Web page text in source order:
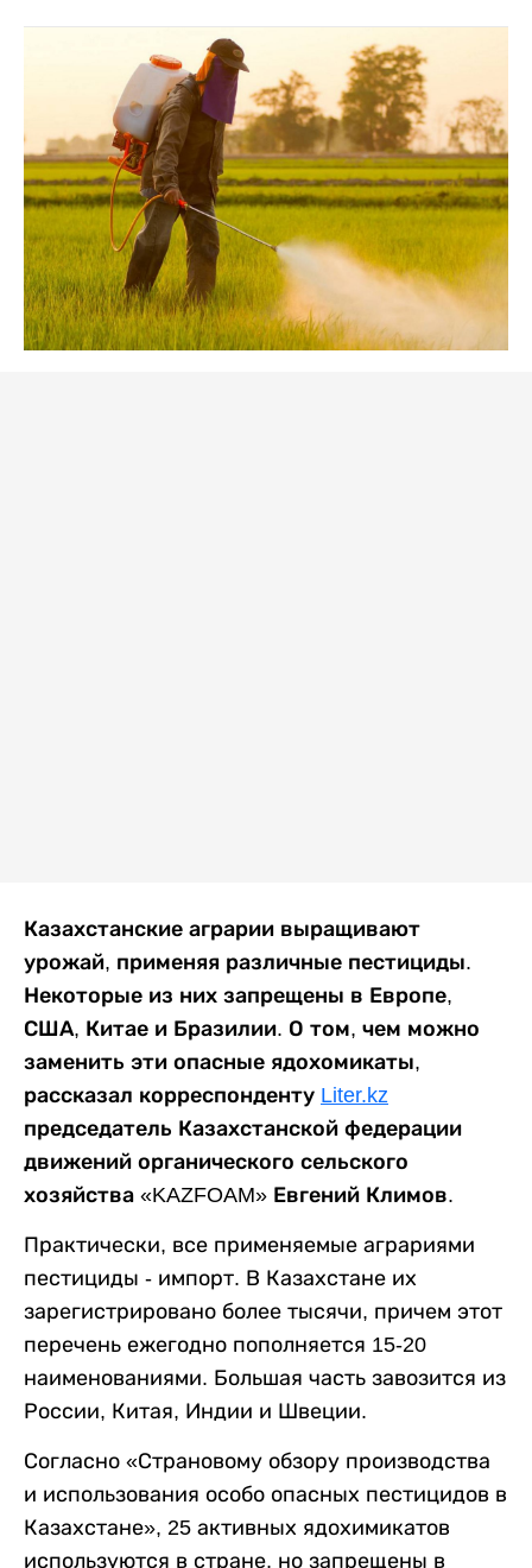
Казахстанские аграрии выращивают
урожай, применяя различные пестициды.
Некоторые из них запрещены в Европе,
США, Китае и Бразилии. О том, чем можно
заменить эти опасные ядохомикаты,
рассказал корреспонденту Liter.kz
председатель Казахстанской федерации
движений органического сельского
хозяйства «KAZFOAM» Евгений Климов.
Практически, все применяемые аграриями
пестициды - импорт. В Казахстане их
зарегистрировано более тысячи, причем этот
перечень ежегодно пополняется 15-20
наименованиями. Большая часть завозится из
России, Китая, Индии и Швеции.
Согласно «Страновому обзору производства
и использования особо опасных пестицидов в
Казахстане», 25 активных ядохимикатов
используются в стране, но запрещены в